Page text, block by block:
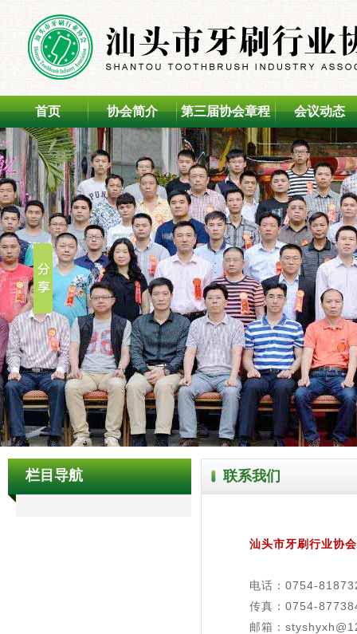
首页 协会简介 第三届协会章程 会议动态
栏目导航 联系我们
汕头市牙刷行业协会
电话：0754-
传真：0754-
邮箱：